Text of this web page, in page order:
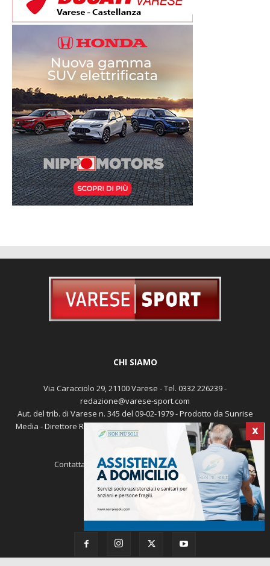
X
CHI SIAMO
Via Caracciolo 29, 21100 Varese - Tel. 0332 226239 -
redazione@varese-sport.com
Aut. del trib. di Varese n. 345 del 09-02-1979 - Prodotto da Sunrise
Media - Direttore Responsabile: Michele Marocco -Cookie policy
Pubblicità
Contattaci: redazione@varese-sport.com
SEGUICI